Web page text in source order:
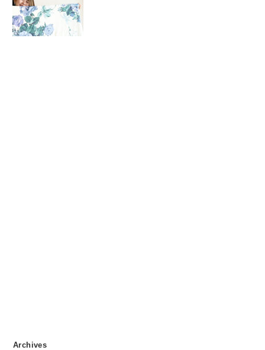
Archives